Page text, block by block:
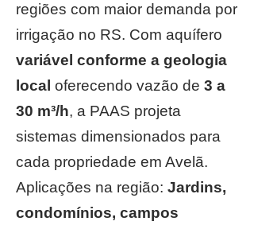
regiões com maior demanda por
irrigação no RS. Com aquífero
variável conforme a geologia
local oferecendo vazão de 3 a
30 m³/h, a PAAS projeta
sistemas dimensionados para
cada propriedade em Avelã.
Aplicações na região: Jardins,
condomínios, campos